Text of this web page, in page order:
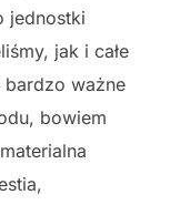
jednostki
jak i całe
ważne
bowiem